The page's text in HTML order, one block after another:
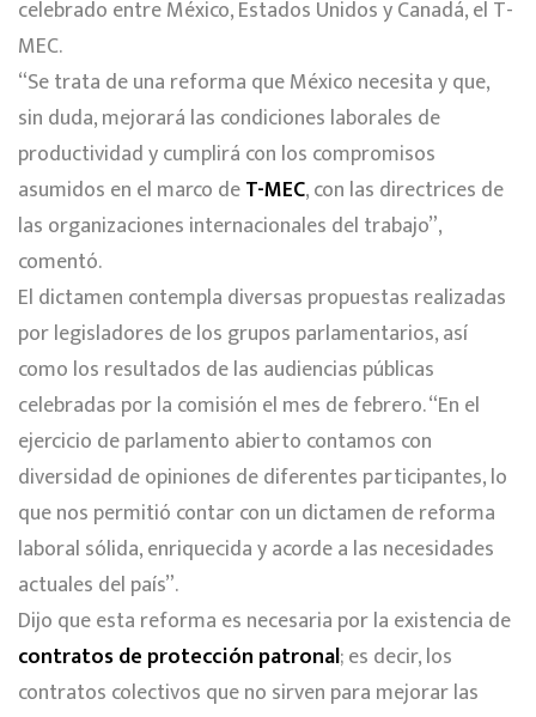
celebrado entre México, Estados Unidos y Canadá, el T-
MEC.
“Se trata de una reforma que México necesita y que,
sin duda, mejorará las condiciones laborales de
productividad y cumplirá con los compromisos
asumidos en el marco deT-MEC, con las directrices de
las organizaciones internacionales del trabajo”,
comentó.
El dictamen contempla diversas propuestas realizadas
por legisladores de los grupos parlamentarios, así
como los resultados de las audiencias públicas
celebradas por la comisión el mes de febrero. “En el
ejercicio de parlamento abierto contamos con
diversidad de opiniones de diferentes participantes, lo
que nos permitió contar con un dictamen de reforma
laboral sólida, enriquecida y acorde a las necesidades
actuales del país”.
Dijo que esta reforma es necesaria por la existencia de
contratos de protección patronal; es decir, los
contratos colectivos que no sirven para mejorar las